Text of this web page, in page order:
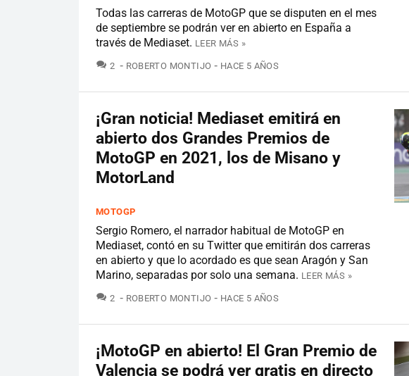
Todas las carreras de MotoGP que se disputen en el mes
de septiembre se podrán ver en abierto en España a
través de Mediaset. LEER MÁS »
2 COMENTARIOS
ROBERTO MONTIJO HACE 5 AÑOS
¡Gran noticia! Mediaset emitirá en
abierto dos Grandes Premios de
MotoGP en 2021, los de Misano y
MotorLand
MOTOGP
Sergio Romero, el narrador habitual de MotoGP en
Mediaset, contó en su Twitter que emitirán dos carreras
en abierto y que lo acordado es que sean Aragón y San
Marino, separadas por solo una semana. LEER MÁS »
2 COMENTARIOS
ROBERTO MONTIJO HACE 5 AÑOS
¡MotoGP en abierto! El Gran Premio de
Valencia se podrá ver gratis en directo